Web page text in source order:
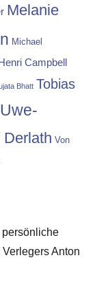
Melanie
Michael
Campbell
Bhatt Tobias
Uwe-
Derlath Von
persönliche
Anton